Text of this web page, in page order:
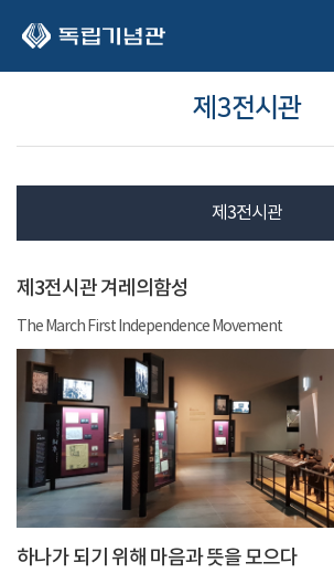
제3전시관
제3전시관
제3전시관 겨레의함성
The March First Independence Movement
하나가 되기 위해 마음과 뜻을 모으다